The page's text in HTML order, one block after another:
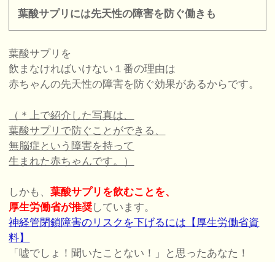
葉酸サプリには先天性の障害を防ぐ働きも
葉酸サプリを
飲まなければいけない１番の理由は
赤ちゃんの先天性の障害を防ぐ効果があるからです。
（＊上で紹介した写真は、
葉酸サプリで防ぐことができる、
無脳症という障害を持って
生まれた赤ちゃんです。）
しかも、葉酸サプリを飲むことを、
厚生労働省が推奨しています。
神経管閉鎖障害のリスクを下げるには【厚生労働省資
料】
「嘘でしょ！聞いたことない！」と思ったあなた！